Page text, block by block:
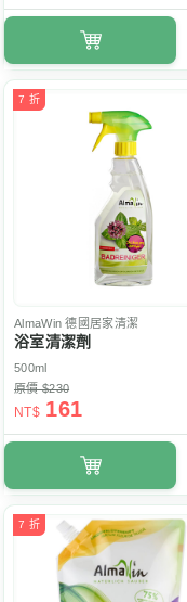
7 折
AlmaWin 德國居家清潔
浴室清潔劑
500ml
原價 $230
NT$ 161
7 折